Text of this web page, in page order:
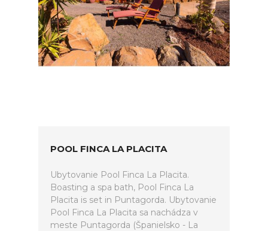
POOL FINCA LA PLACITA
Ubytovanie Pool Finca La Placita.
Boasting a spa bath, Pool Finca La
Placita is set in Puntagorda. Ubytovanie
Pool Finca La Placita sa nachádza v
meste Puntagorda (Španielsko - La